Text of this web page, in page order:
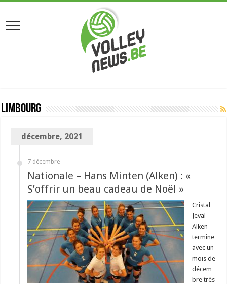
Limbourg
décembre, 2021
7 décembre
Nationale – Hans Minten (Alken) : «
S’offrir un beau cadeau de Noël »
Cristal
Jeval
Alken
termine
avec un
mois de
décem
bre très